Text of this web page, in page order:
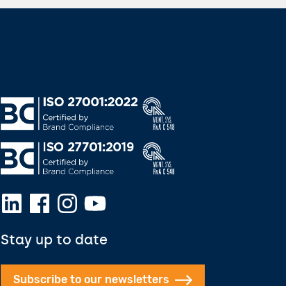
Stay up to date
Subscribe to our newsletters